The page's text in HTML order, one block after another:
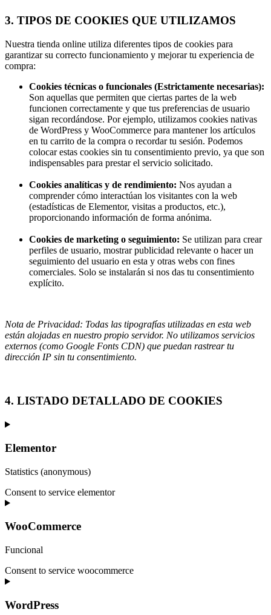
3. TIPOS DE COOKIES QUE UTILIZAMOS
Nuestra tienda online utiliza diferentes tipos de cookies para
garantizar su correcto funcionamiento y mejorar tu experiencia de
compra:
Cookies técnicas o funcionales (Estrictamente necesarias):
Son aquellas que permiten que ciertas partes de la web
funcionen correctamente y que tus preferencias de usuario
sigan recordándose. Por ejemplo, utilizamos cookies nativas
de WordPress y WooCommerce para mantener los artículos
en tu carrito de la compra o recordar tu sesión. Podemos
colocar estas cookies sin tu consentimiento previo, ya que son
indispensables para prestar el servicio solicitado.
Cookies analíticas y de rendimiento: Nos ayudan a
comprender cómo interactúan los visitantes con la web
(estadísticas de Elementor, visitas a productos, etc.),
proporcionando información de forma anónima.
Cookies de marketing o seguimiento: Se utilizan para crear
perfiles de usuario, mostrar publicidad relevante o hacer un
seguimiento del usuario en esta y otras webs con fines
comerciales. Solo se instalarán si nos das tu consentimiento
explícito.
Nota de Privacidad: Todas las tipografías utilizadas en esta web
están alojadas en nuestro propio servidor. No utilizamos servicios
externos (como Google Fonts CDN) que puedan rastrear tu
dirección IP sin tu consentimiento.
4. LISTADO DETALLADO DE COOKIES
Elementor
Statistics (anonymous)
Consent to service elementor
WooCommerce
Funcional
Consent to service woocommerce
WordPress